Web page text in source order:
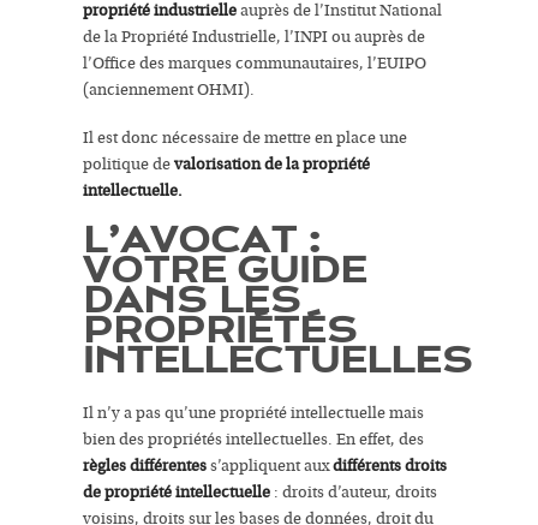
propriété industrielleauprès de l’Institut National
de la Propriété Industrielle, l’INPI ou auprès de
l’Office des marques communautaires, l’EUIPO
(anciennement OHMI).
Il est donc nécessaire de mettre en place une
politique devalorisation de la propriété
intellectuelle.
L’AVOCAT :
VOTRE GUIDE
DANS LES
PROPRIÉTÉS
INTELLECTUELLES
Il n’y a pas qu’une propriété intellectuelle mais
bien des propriétés intellectuelles. En effet, des
règles différentess’appliquent auxdifférents droits
de propriété intellectuelle : droits d’auteur, droits
voisins, droits sur les bases de données, droit du